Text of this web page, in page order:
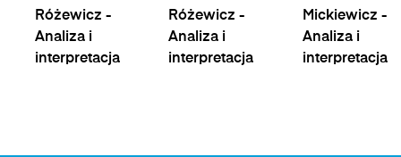
Różewicz -
Analiza i
interpretacja
Różewicz -
Analiza i
interpretacja
Mickiewicz -
Analiza i
interpretacja